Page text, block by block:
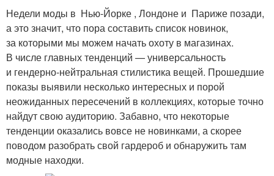
Недели моды в Нью-Йорке , Лондоне и Париже позади,
а это значит, что пора составить список новинок,
за которыми мы можем начать охоту в магазинах.
В числе главных тенденций — универсальность
и гендерно-нейтральная стилистика вещей. Прошедшие
показы выявили несколько интересных и порой
неожиданных пересечений в коллекциях, которые точно
найдут свою аудиторию. Забавно, что некоторые
тенденции оказались вовсе не новинками, а скорее
поводом разобрать свой гардероб и обнаружить там
модные находки.